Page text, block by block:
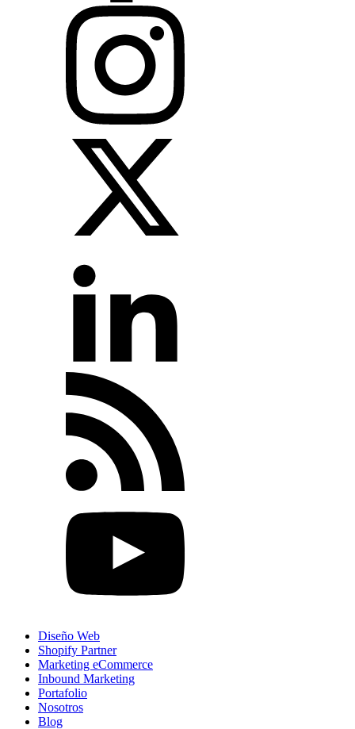
Diseño Web
Shopify Partner
Marketing eCommerce
Inbound Marketing
Portafolio
Nosotros
Blog